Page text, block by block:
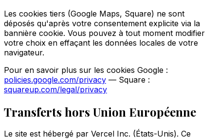
Les cookies tiers (Google Maps, Square) ne sont
déposés qu'après votre consentement explicite via la
bannière cookie. Vous pouvez à tout moment modifier
votre choix en effaçant les données locales de votre
navigateur.
Pour en savoir plus sur les cookies Google :
policies.google.com/privacy — Square :
squareup.com/legal/privacy
Transferts hors Union Européenne
Le site est hébergé par Vercel Inc. (États-Unis). Ce